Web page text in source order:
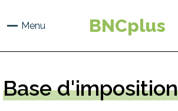
principal
Menu BNCplus
Based'imposition